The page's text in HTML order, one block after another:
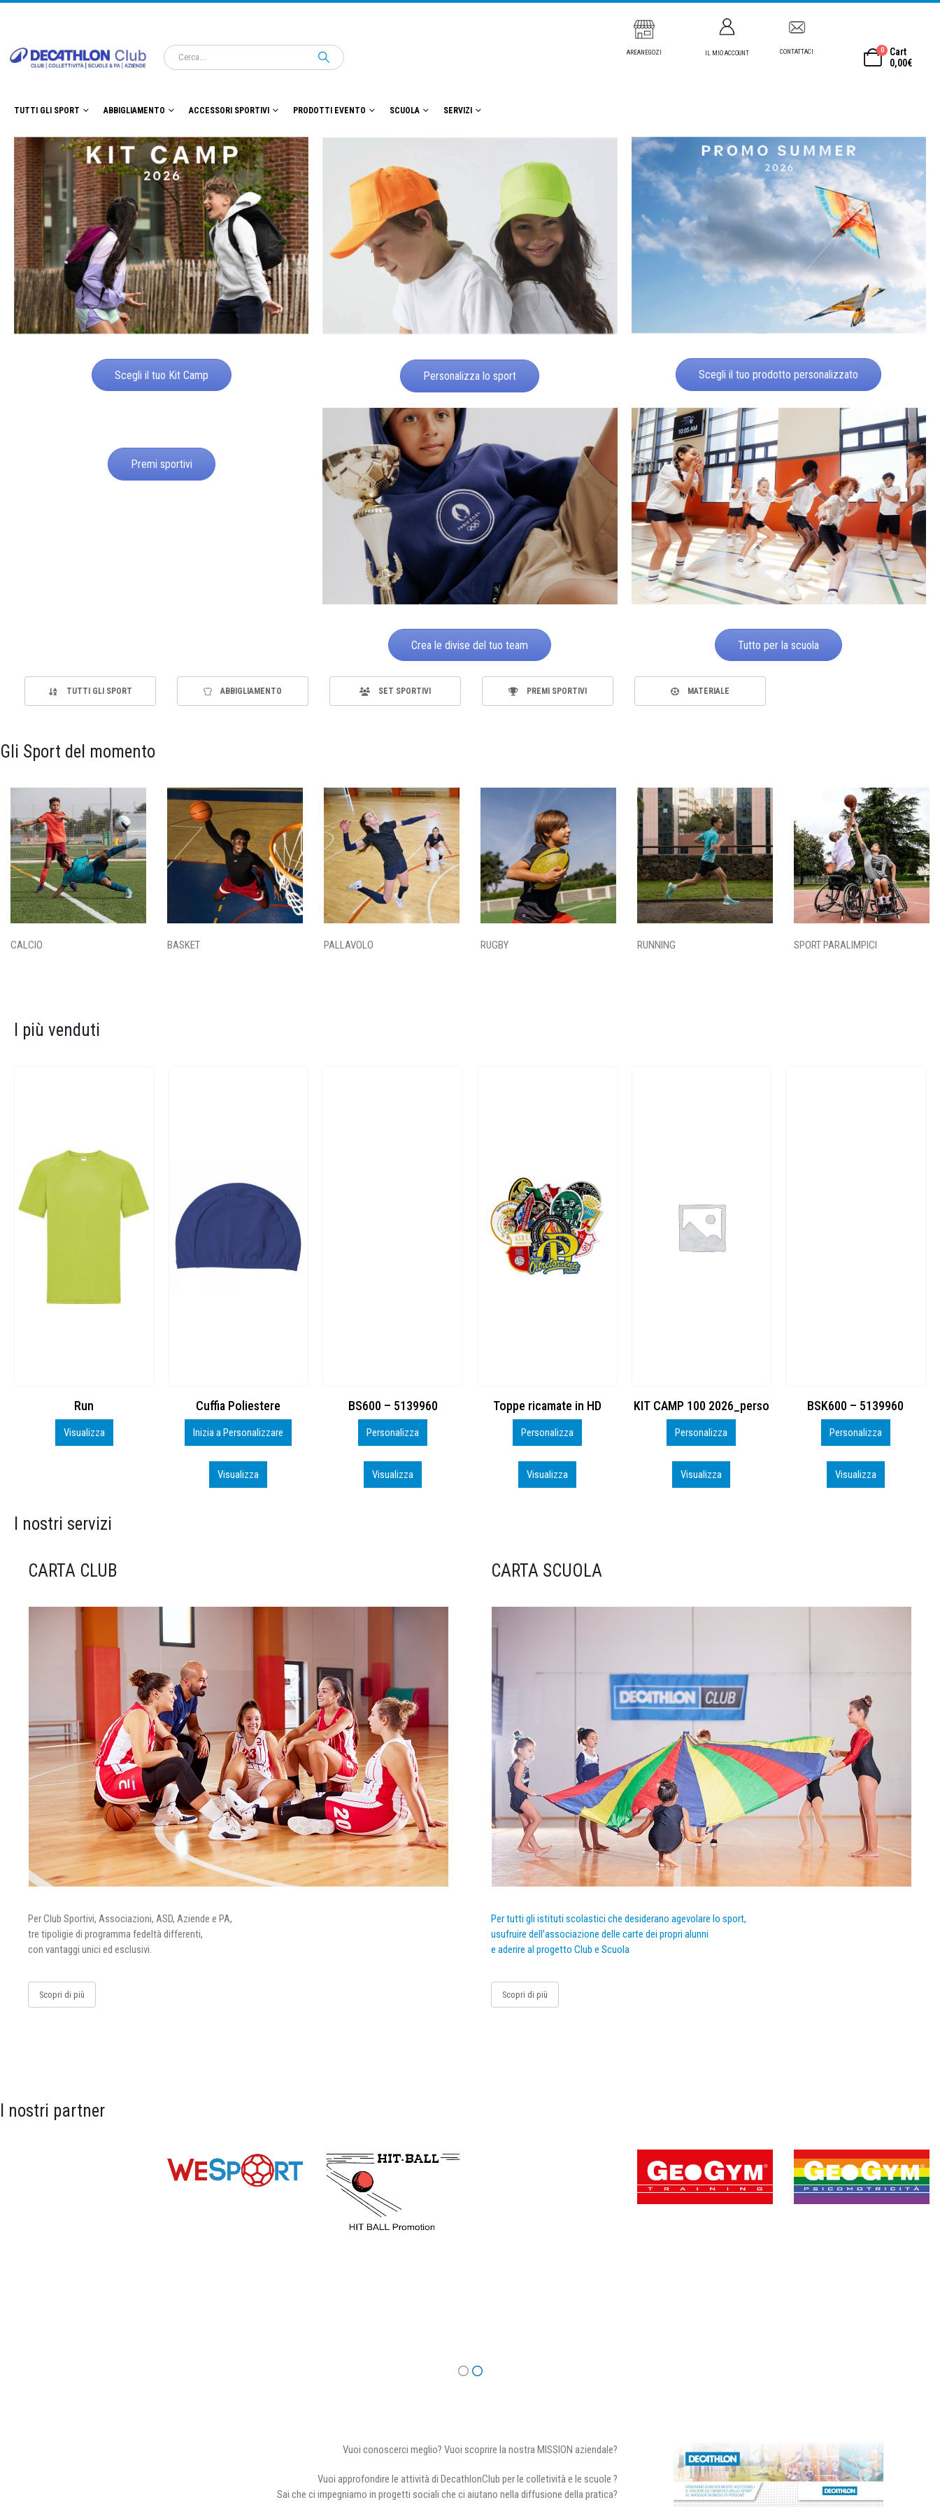
AREANEGOZI IL MIO ACCOUNT CONTATTACI 0
Cart
0,00€
TUTTI GLI SPORT ABBIGLIAMENTO ACCESSORI SPORTIVI PRODOTTI EVENTO SCUOLA SERVIZI
Scegli il tuo Kit Camp Personalizza lo sport Scegli il tuo prodotto personalizzato
Premi sportivi
Crea le divise del tuo team Tutto per la scuola
TUTTI GLI SPORT ABBIGLIAMENTO SET SPORTIVI PREMI SPORTIVI MATERIALE
Gli Sport del momento
CALCIO BASKET PALLAVOLO RUGBY RUNNING SPORT PARALIMPICI
I più venduti
Cuffia Poliestere
Inizia a Personalizzare
BS600 – 5139960
Personalizza
Visualizza
Toppe ricamate in HD
Personalizza
Visualizza
KIT CAMP 100 2026_perso
Personalizza
Visualizza
BSK600 – 5139960
Personalizza
Visualizza
DTF
Personalizza
Visualizza
I nostri servizi
CARTA CLUB
Per Club Sportivi, Associazioni, ASD, Aziende e PA,
tre tipoligie di programma fedeltà differenti,
con vantaggi unici ed esclusivi.
Scopri di più
CARTA SCUOLA
Per tutti gli istituti scolastici che desiderano agevolare lo sport,
usufruire dell’associazione delle carte dei propri alunni
e aderire al progetto Club e Scuola
Scopri di più
I nostri partner
Vuoi conoscerci meglio? Vuoi scoprire la nostra MISSION aziendale?
Vuoi approfondire le attività di DecathlonClub per le colletività e le scuole ?
Sai che ci impegniamo in progetti sociali che ci aiutano nella diffusione della pratica?